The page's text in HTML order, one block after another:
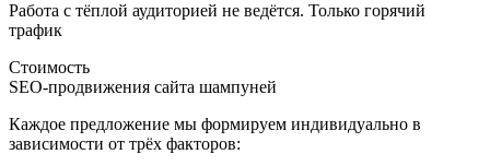
Работа с тёплой аудиторией не ведётся. Только горячий
трафик
Стоимость
SEO-продвижения сайта шампуней
Каждое предложение мы формируем индивидуально в
зависимости от трёх факторов: